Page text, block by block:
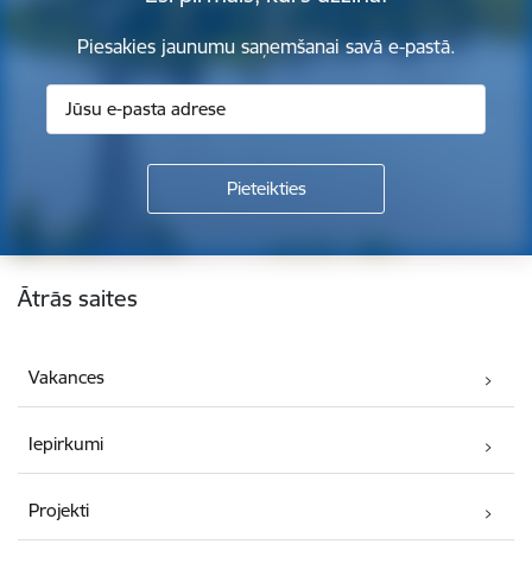
Piesakies jaunumu saņemšanai savā e-pastā.
Kājene
Ātrās saites
Vakances
Iepirkumi
Projekti